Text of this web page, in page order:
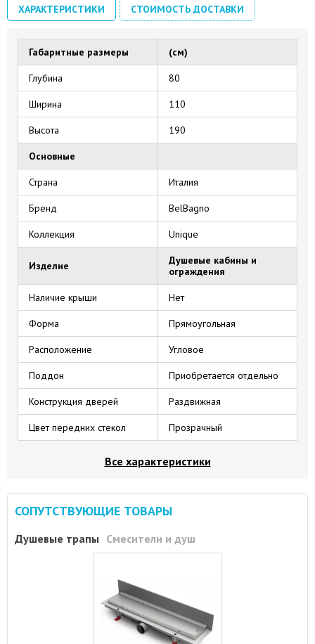
ХАРАКТЕРИСТИКИ СТОИМОСТЬ ДОСТАВКИ
Габаритные размеры (см)
Глубина 80
Ширина 110
Высота 190
Основные
Страна Италия
Бренд BelBagno
Коллекция Unique
Изделие
Душевые кабины и
ограждения
Наличие крыши Нет
Форма Прямоугольная
Расположение Угловое
Поддон Приобретается отдельно
Конструкция дверей Раздвижная
Цвет передних стекол Прозрачный
Все характеристики
СОПУТСТВУЮЩИЕ ТОВАРЫ
Душевые трапы Смесители и душ